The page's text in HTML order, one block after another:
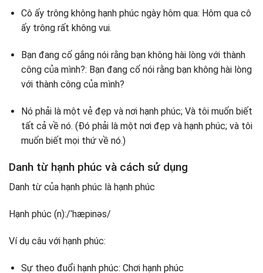
Cô ấy trông không hạnh phúc ngày hôm qua: Hôm qua cô
ấy trông rất không vui.
Bạn đang cố gắng nói rằng bạn không hài lòng với thành
công của mình?: Bạn đang cố nói rằng bạn không hài lòng
với thành công của mình?
Nó phải là một vẻ đẹp và nơi hạnh phúc; Và tôi muốn biết
tất cả về nó. (Đó phải là một nơi đẹp và hạnh phúc; và tôi
muốn biết mọi thứ về nó.)
Danh từ hạnh phúc và cách sử dụng
Danh từ của hạnh phúc là hạnh phúc
Hạnh phúc (n):/ˈhæpinəs/
Ví dụ câu với hạnh phúc:
Sự theo đuổi hạnh phúc: Chơi hạnh phúc